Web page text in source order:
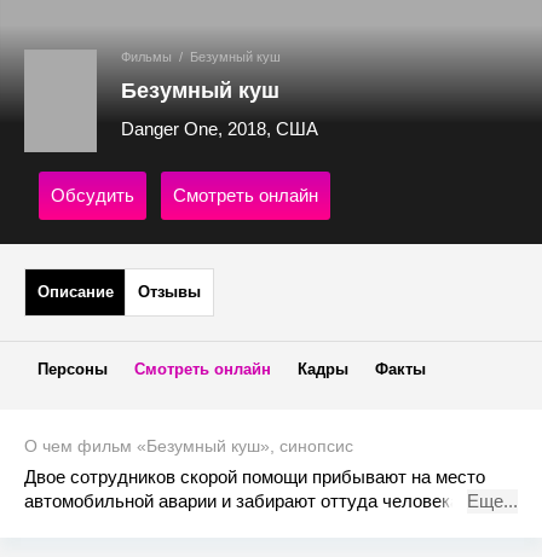
Фильмы / Безумный куш
Безумный куш
Danger One, 2018, США
Обсудить Смотреть онлайн
Описание Отзывы
Персоны Смотреть онлайн Кадры Факты
О чем фильм «Безумный куш», синопсис
Двое сотрудников скорой помощи прибывают на место
автомобильной аварии и забирают оттуда человека вЕще...